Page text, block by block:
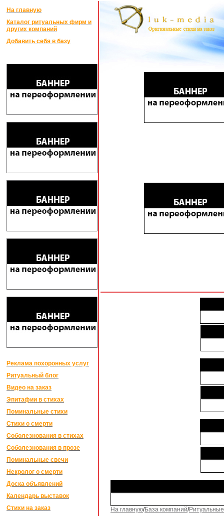
На главную
Каталог ритуальных фирм и
других компаний
Добавить себя в базу
Реклама похоронных услуг
Ритуальный блог
Видео на заказ
Эпитафии в стихах
Поминальные стихи
Стихи о смерти
Соболезнования в стихах
Соболезнования в прозе
Поминальные свечи
Некролог о смерти
Доска объявлений
Календарь выставок
Стихи на заказ
На главную/База компаний/